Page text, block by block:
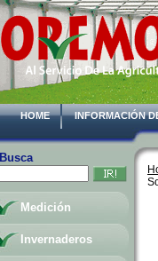
HOME INFORMACIÓN
Busca
Medición
Invernaderos